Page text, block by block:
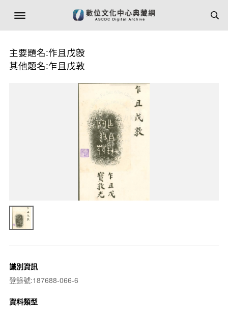
主要題名:作且戊𣪘
其他題名:乍且戊敦
識別資訊
登錄號:187688-066-6
資料類型